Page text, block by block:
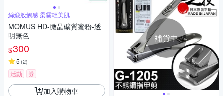
絲緞般觸感 柔霧輕美肌
MOMUS HD-微晶礦質蜜粉-透
明無色
$300
5 (2)
活動 券
加入購物車
補貨中